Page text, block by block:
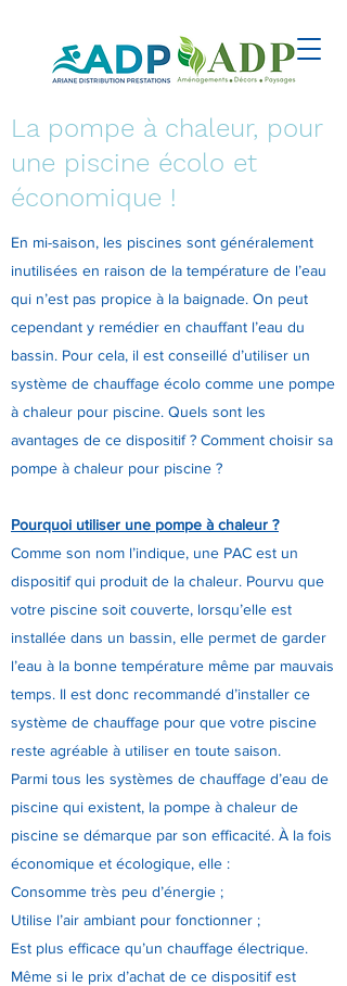
La pompe à chaleur, pour
une piscine écolo et
économique !
En mi-saison, les piscines sont généralement
inutilisées en raison de la température de l’eau
qui n’est pas propice à la baignade. On peut
cependant y remédier en chauffant l’eau du
bassin. Pour cela, il est conseillé d’utiliser un
système de chauffage écolo comme une pompe
à chaleur pour piscine. Quels sont les
avantages de ce dispositif ? Comment choisir sa
pompe à chaleur pour piscine ?
Pourquoi utiliser une pompe à chaleur ?
Comme son nom l’indique, une PAC est un
dispositif qui produit de la chaleur. Pourvu que
votre piscine soit couverte, lorsqu’elle est
installée dans un bassin, elle permet de garder
l’eau à la bonne température même par mauvais
temps. Il est donc recommandé d’installer ce
système de chauffage pour que votre piscine
reste agréable à utiliser en toute saison.
Parmi tous les systèmes de chauffage d’eau de
piscine qui existent, la pompe à chaleur de
piscine se démarque par son efficacité. À la fois
économique et écologique, elle :
Consomme très peu d’énergie ;
Utilise l’air ambiant pour fonctionner ;
Est plus efficace qu’un chauffage électrique.
Même si le prix d’achat de ce dispositif est